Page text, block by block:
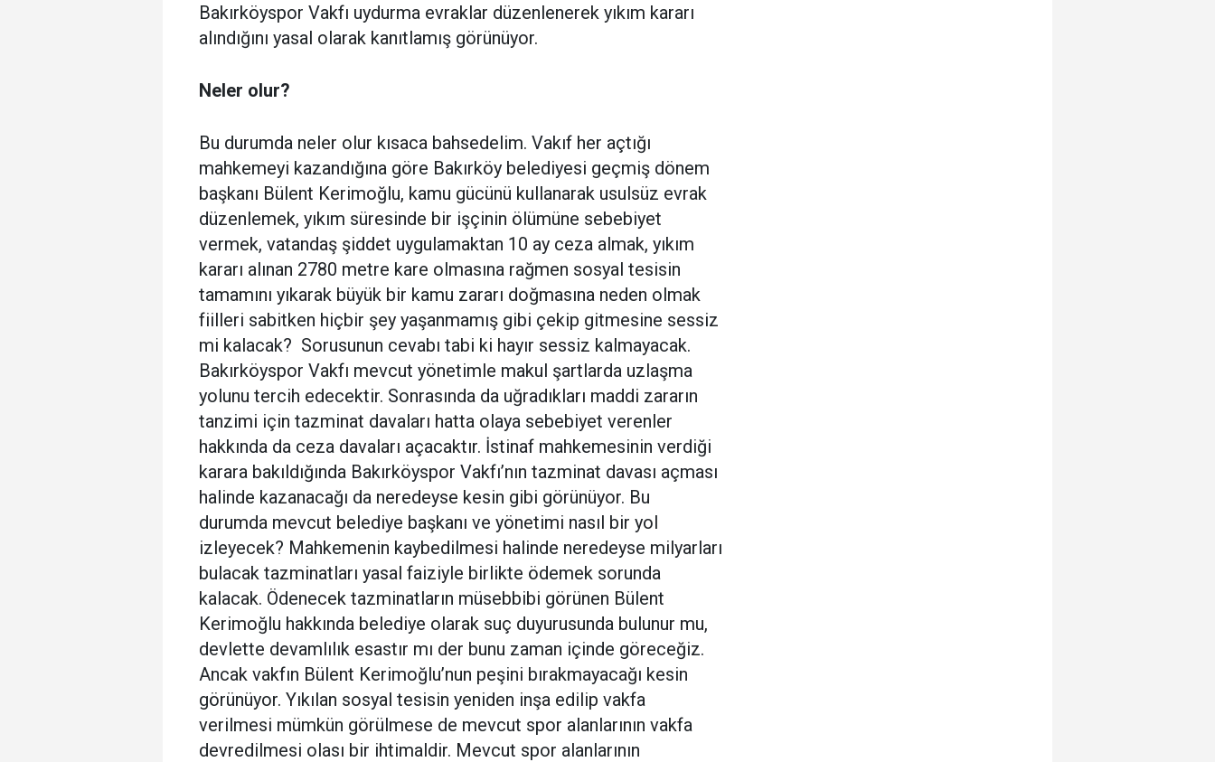
Bakırköyspor Vakfı uydurma evraklar düzenlenerek yıkım kararı
alındığını yasal olarak kanıtlamış görünüyor.
Neler olur?
Bu durumda neler olur kısaca bahsedelim. Vakıf her açtığı
mahkemeyi kazandığına göre Bakırköy belediyesi geçmiş dönem
başkanı Bülent Kerimoğlu, kamu gücünü kullanarak usulsüz evrak
düzenlemek, yıkım süresinde bir işçinin ölümüne sebebiyet
vermek, vatandaş şiddet uygulamaktan 10 ay ceza almak, yıkım
kararı alınan 2780 metre kare olmasına rağmen sosyal tesisin
tamamını yıkarak büyük bir kamu zararı doğmasına neden olmak
fiilleri sabitken hiçbir şey yaşanmamış gibi çekip gitmesine sessiz
mi kalacak? Sorusunun cevabı tabi ki hayır sessiz kalmayacak.
Bakırköyspor Vakfı mevcut yönetimle makul şartlarda uzlaşma
yolunu tercih edecektir. Sonrasında da uğradıkları maddi zararın
tanzimi için tazminat davaları hatta olaya sebebiyet verenler
hakkında da ceza davaları açacaktır. İstinaf mahkemesinin verdiği
karara bakıldığında Bakırköyspor Vakfı’nın tazminat davası açması
halinde kazanacağı da neredeyse kesin gibi görünüyor. Bu
durumda mevcut belediye başkanı ve yönetimi nasıl bir yol
izleyecek? Mahkemenin kaybedilmesi halinde neredeyse milyarları
bulacak tazminatları yasal faiziyle birlikte ödemek sorunda
kalacak. Ödenecek tazminatların müsebbibi görünen Bülent
Kerimoğlu hakkında belediye olarak suç duyurusunda bulunur mu,
devlette devamlılık esastır mı der bunu zaman içinde göreceğiz.
Ancak vakfın Bülent Kerimoğlu’nun peşini bırakmayacağı kesin
görünüyor. Yıkılan sosyal tesisin yeniden inşa edilip vakfa
verilmesi mümkün görülmese de mevcut spor alanlarının vakfa
devredilmesi olası bir ihtimaldir. Mevcut spor alanlarının